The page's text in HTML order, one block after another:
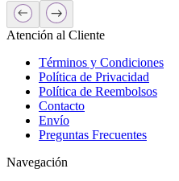
Atención al Cliente
Términos y Condiciones
Política de Privacidad
Política de Reembolsos
Contacto
Envío
Preguntas Frecuentes
Navegación